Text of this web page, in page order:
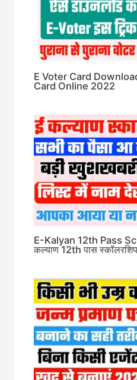
E Voter Card
Card Online 2022
E-Kalyan 12th Pass
कल्याण 12th पास